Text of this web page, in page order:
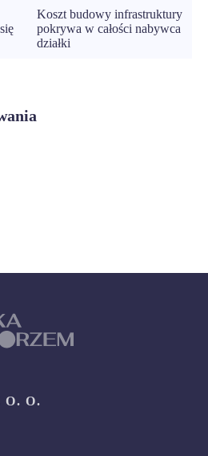
Koszt budowy infrastruktury
pokrywa w całości nabywca
działki
O. O.